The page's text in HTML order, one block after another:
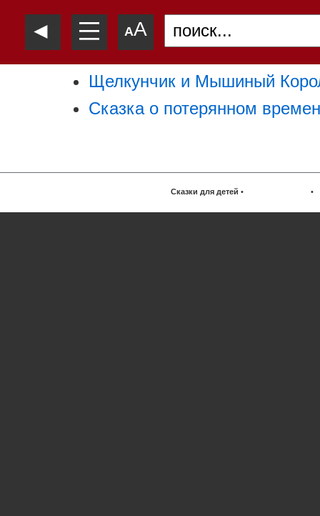
◄ —
—
— AA
Щелкунчик и Мышиный
Сказка о потерянном
Сказки для детей • •